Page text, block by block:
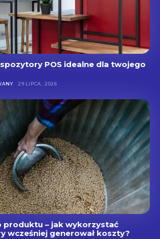
POS idealne dla twojego
29 LIPCA, 2026
produktu – jak wykorzystać
wcześniej generował koszty?